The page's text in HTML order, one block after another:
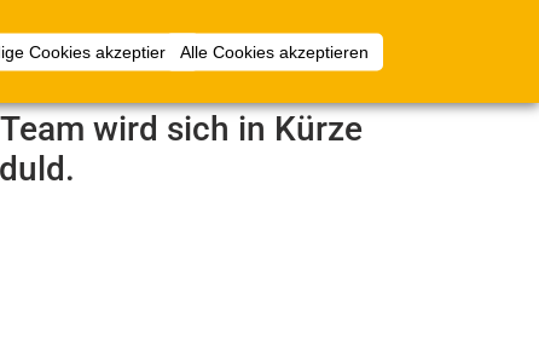
Cookies akzeptierenAlle Cookies akzeptieren
Anmelden
wird sich in Kürze